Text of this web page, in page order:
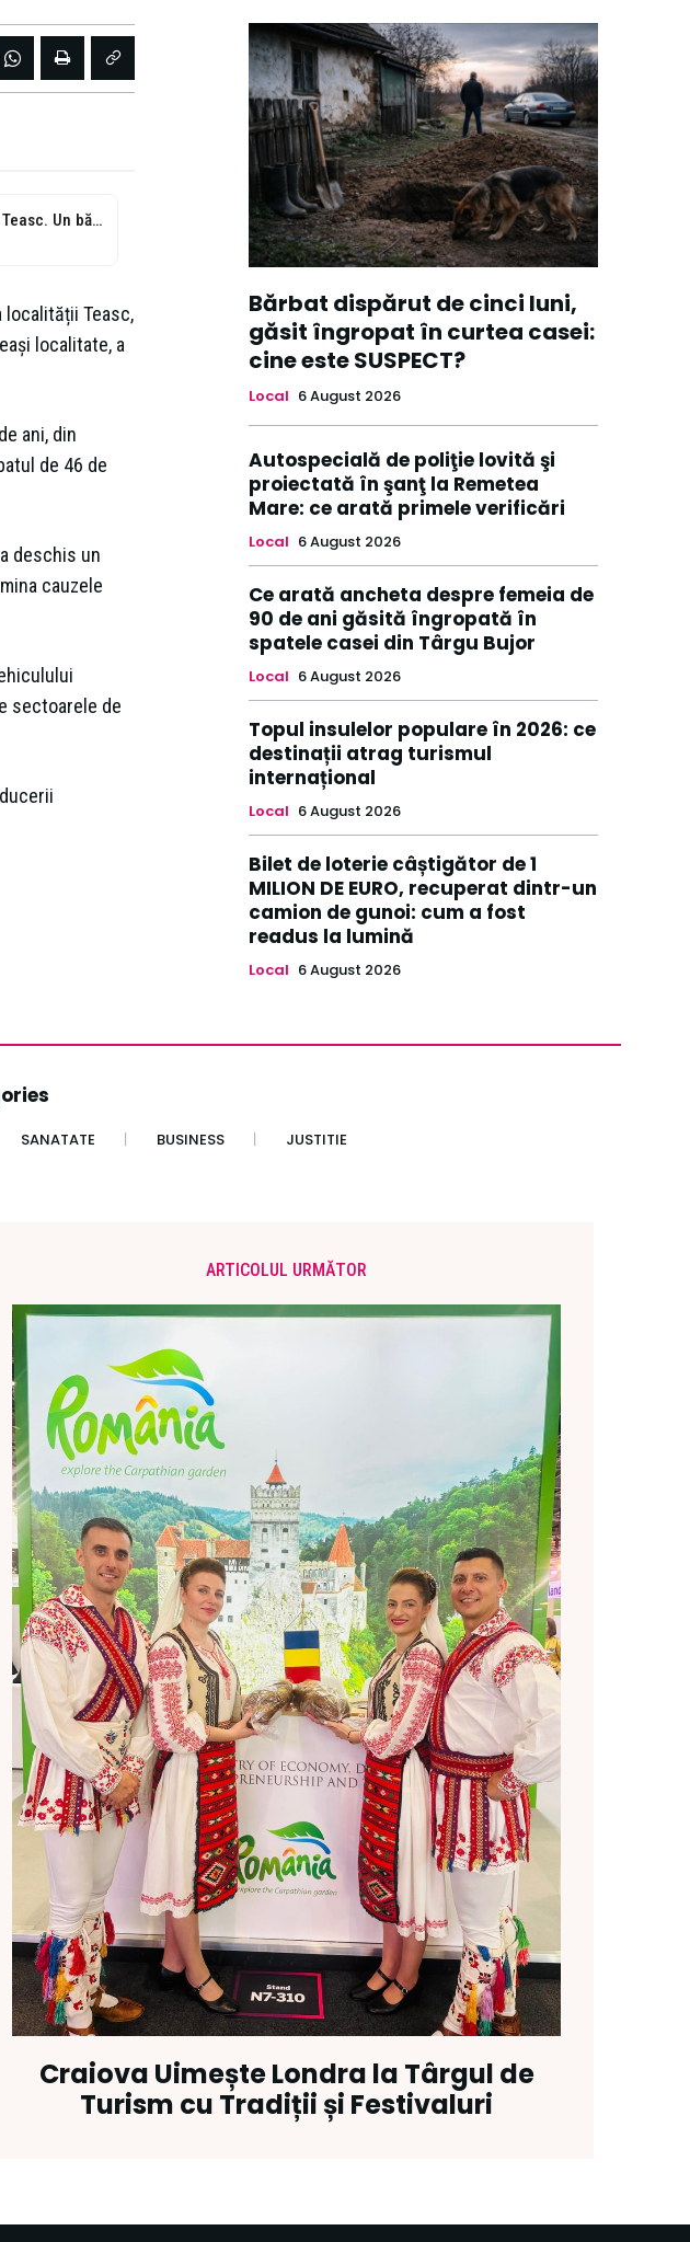
Dolj: Accident în zona localității Teasc. Un bărbat a ajuns la spital
localității Teasc,
localitate, a
ani, din
de 46 de
deschis un
cauzele
sectoarele de
Bărbat dispărut de cinci luni,
găsit îngropat în curtea casei:
cine este SUSPECT?
Local 6 August 2026
Autospecială de poliţie lovită şi
proiectată în şanţ la Remetea
Mare: ce arată primele verificări
Local 6 August 2026
Ce arată ancheta despre femeia de
90 de ani găsită îngropată în
spatele casei din Târgu Bujor
Local 6 August 2026
Topul insulelor populare în 2026: ce
destinații atrag turismul
internațional
Local 6 August 2026
Bilet de loterie câștigător de 1
MILION DE EURO, recuperat dintr-un
camion de gunoi: cum a fost
readus la lumină
Local 6 August 2026
SANATATE BUSINESS JUSTITIE
ARTICOLUL URMĂTOR
Craiova Uimește Londra la Târgul de
Turism cu Tradiții și Festivaluri